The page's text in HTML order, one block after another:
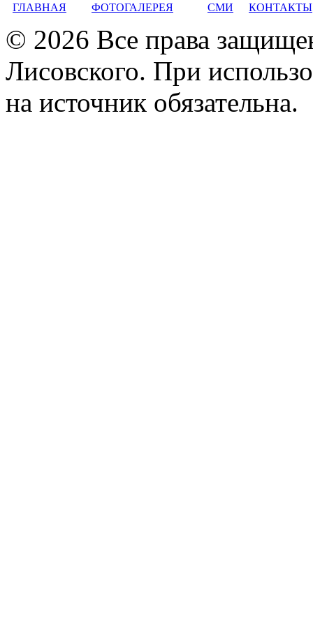
ГЛАВНАЯ ФОТОГАЛЕРЕЯ СМИ КОНТАКТЫ
© 2026 Все права
Лисовского. При
на источник обязательна.